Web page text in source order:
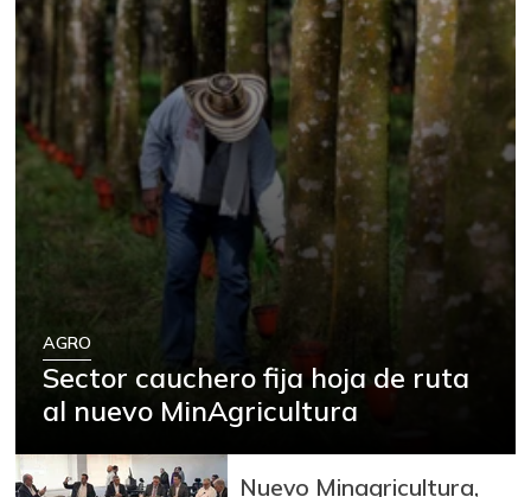
AGRO
Sector cauchero fija hoja de ruta
al nuevo MinAgricultura
Nuevo Minagricultura,